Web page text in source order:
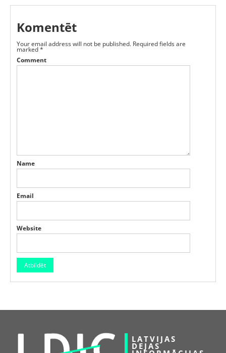
Komentēt
Your email address will not be published. Required fields are
marked*
Comment
Name
Email
Website
LATVIJAS
DEJAS